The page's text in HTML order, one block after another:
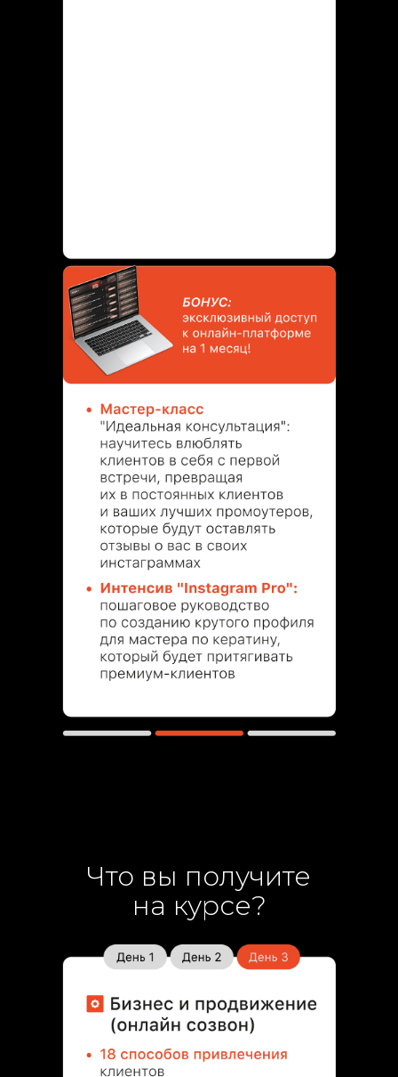
Что вы получите
на курсе?